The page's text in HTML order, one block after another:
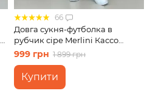
66
Довга сукня-футболка в
рубчик сіре Merlini Кассо
700000130 розмір 46-48 (L-XL)
999 грн 1 899 грн
Купити